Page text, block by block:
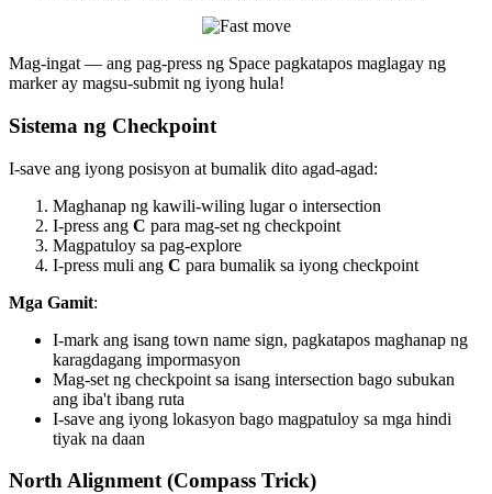
Mag-ingat — ang pag-press ng Space pagkatapos maglagay ng
marker ay magsu-submit ng iyong hula!
Sistema ng Checkpoint
I-save ang iyong posisyon at bumalik dito agad-agad:
Maghanap ng kawili-wiling lugar o intersection
I-press ang C para mag-set ng checkpoint
Magpatuloy sa pag-explore
I-press muli ang C para bumalik sa iyong checkpoint
Mga Gamit:
I-mark ang isang town name sign, pagkatapos maghanap ng
karagdagang impormasyon
Mag-set ng checkpoint sa isang intersection bago subukan
ang iba't ibang ruta
I-save ang iyong lokasyon bago magpatuloy sa mga hindi
tiyak na daan
North Alignment (Compass Trick)